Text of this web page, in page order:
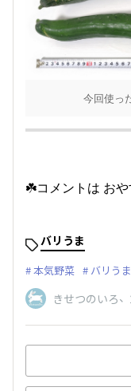
今回使っ
☘️コメントは お
バリうま
本気野菜 バリうま
きせつのいろ、